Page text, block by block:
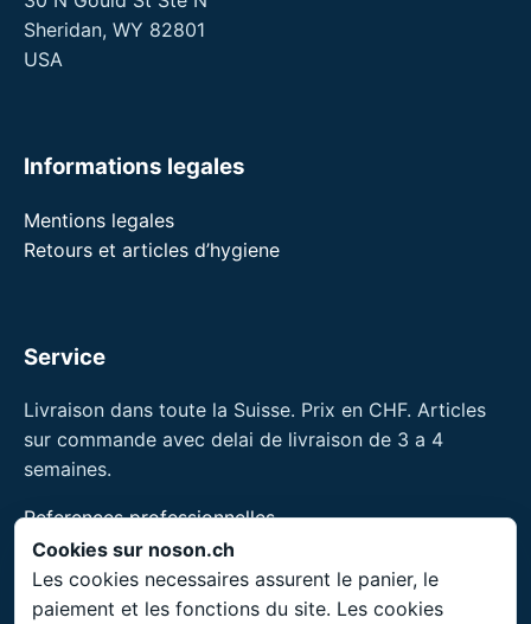
Sheridan, WY 82801
USA
Informations legales
Mentions legales
Retours et articles d’hygiene
Service
Livraison dans toute la Suisse. Prix en CHF. Articles
sur commande avec delai de livraison de 3 a 4
semaines.
References professionnelles
Formations pour professionnels
noson® est une marque de Unity Shield LLC.
Cookies sur noson.ch
Les cookies necessaires assurent le panier, le
paiement et les fonctions du site. Les cookies